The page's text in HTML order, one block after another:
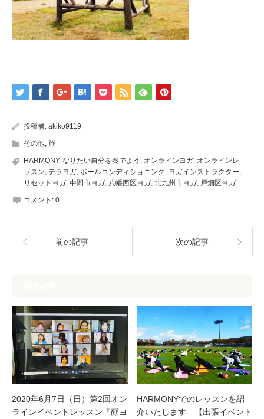
投稿者: akiko9119
その他 旅
HARMONY, なりたい自分を奏でよう オンラインヨガ オンラインレ
ッスン テラヨガ ポールコンディショニング ヨガインストラクター
リセットヨガ 中間市ヨガ 八幡西区ヨガ 北九州市ヨガ 戸畑区ヨガ
コメント: 0
前の記事 次の記事
2020年6月7日（日）第2回オン
ラインイベントレッスン『顔ヨ
HARMONYでのレッスンを紹
介いたします 【出張イベント